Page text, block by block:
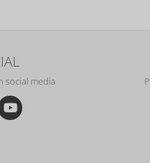
social media